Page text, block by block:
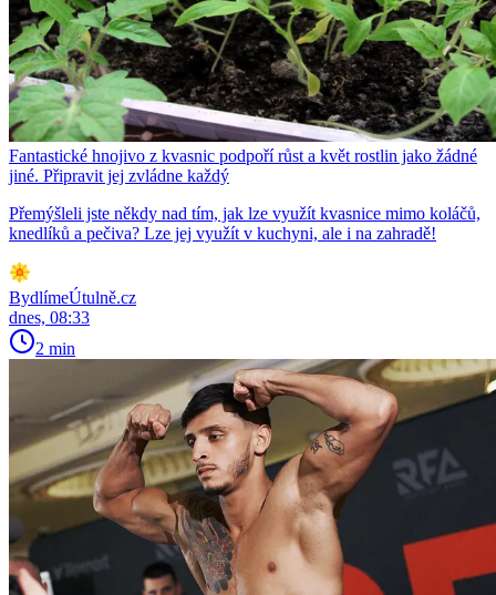
Fantastické hnojivo z kvasnic podpoří růst a květ rostlin jako žádné
jiné. Připravit jej zvládne každý
Přemýšleli jste někdy nad tím, jak lze využít kvasnice mimo koláčů,
knedlíků a pečiva? Lze jej využít v kuchyni, ale i na zahradě!
BydlímeÚtulně.cz
dnes, 08:33
2 min